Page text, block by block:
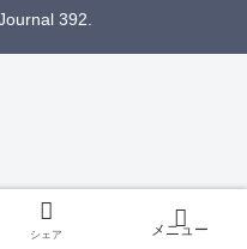
392.
シェア